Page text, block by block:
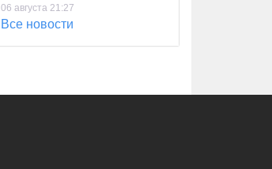
06 августа 21:27
Все новости